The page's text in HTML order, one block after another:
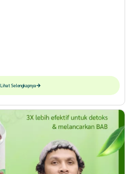
Lihat Selengkapnya